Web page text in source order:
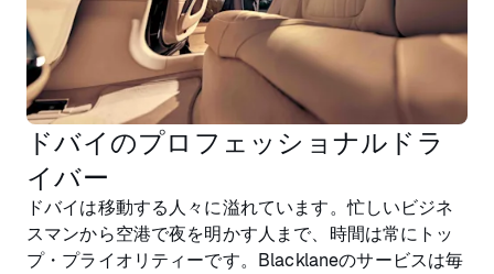
ドバイのプロフェッショナルドラ
イバー
ドバイは移動する人々に溢れています。忙しいビジネ
スマンから空港で夜を明かす人まで、時間は常にトッ
プ・プライオリティーです。Blacklaneのサービスは毎